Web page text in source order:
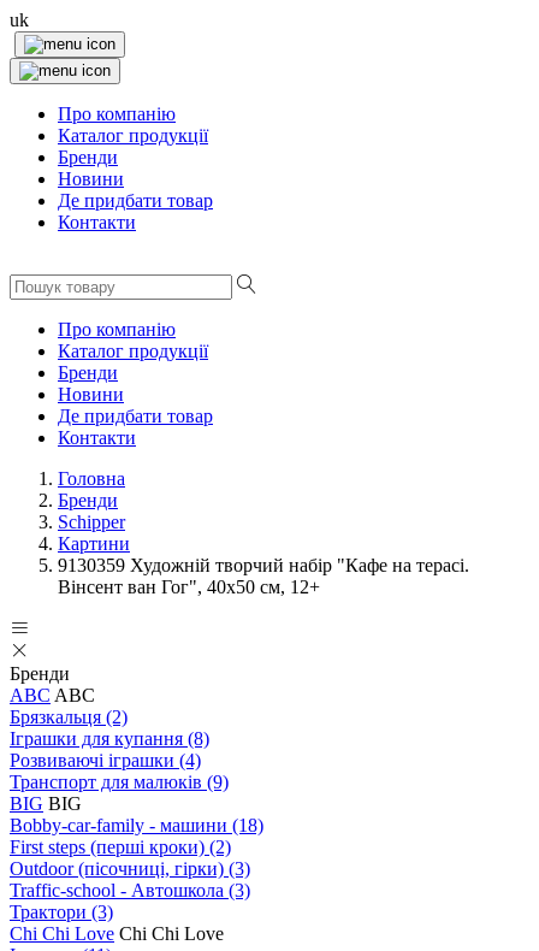
uk
Про компанію
Каталог продукції
Бренди
Новини
Де придбати товар
Контакти
Про компанію
Каталог продукції
Бренди
Новини
Де придбати товар
Контакти
Головна
Бренди
Schipper
Картини
9130359 Художній творчий набір "Кафе на терасі.
Вінсент ван Гог", 40х50 см, 12+
Бренди
ABC ABC
Брязкальця (2)
Іграшки для купання (8)
Розвиваючі іграшки (4)
Транспорт для малюків (9)
BIG BIG
Bobby-car-family - машини (18)
First steps (перші кроки) (2)
Outdoor (пісочниці, гірки) (3)
Traffic-school - Автошкола (3)
Трактори (3)
Chi Chi Love Chi Chi Love